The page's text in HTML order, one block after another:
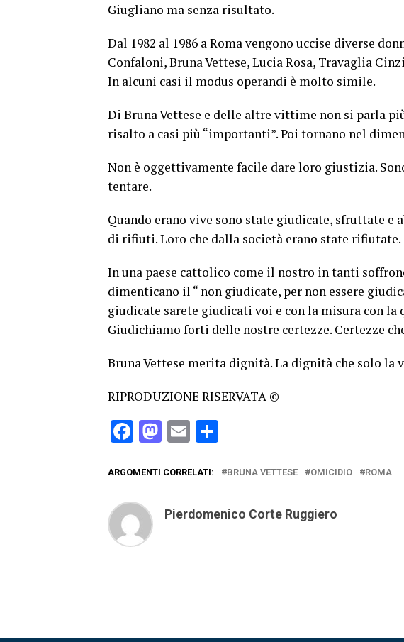
Giugliano ma senza risultato.
Dal 1982 al 1986 a Roma vengono uccise diverse
Confaloni, Bruna Vettese, Lucia Rosa, Travaglia
In alcuni casi il modus operandi è molto simile.
Di Bruna Vettese e delle altre vittime non si parla
risalto a casi più “importanti”. Poi tornano nel
Non è oggettivamente facile dare loro giustizia.
tentare.
Quando erano vive sono state giudicate, sfruttate e
di rifiuti. Loro che dalla società erano state rifiutate.
In una paese cattolico come il nostro in tanti
dimenticano il “ non giudicate, per non essere
giudicate sarete giudicati voi e con la misura con la
Giudichiamo forti delle nostre certezze. Certezze
Bruna Vettese merita dignità. La dignità che solo la
RIPRODUZIONE RISERVATA ©
Facebook
Mastodon
Email
ARGOMENTI CORRELATI: BRUNA VETTESE OMICIDIO ROMA
Pierdomenico Corte Ruggiero